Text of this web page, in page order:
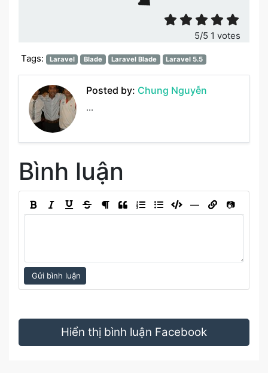
5/5 1 votes
Tags:
Laravel Blade Laravel Blade Laravel 5.5
Posted by: Chung Nguyễn
...
Bình luận
― 📷
Gửi bình luận
Hiển thị bình luận Facebook